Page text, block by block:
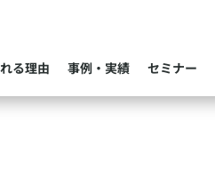
る理由 事例・実績 セミナー